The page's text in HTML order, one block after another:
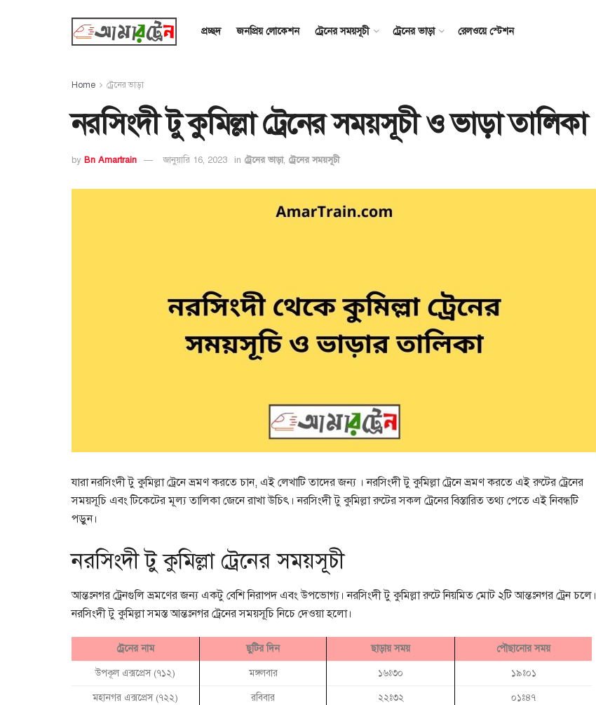
প্রচ্ছদ জনপ্রিয় লোকেশন ট্রেনের সময়সূচী ট্রেনের ভাড়া রেলওয়ে স্টেশন
Home ট্রেনের ভাড়া
নরসিংদী টু কুমিল্লা ট্রেনের সময়সূচী ও ভাড়া তালিকা
by Bn Amartrain জানুয়ারি 16, 2023 in ট্রেনের ভাড়া, ট্রেনের সময়সূচী
যারা নরসিংদী টু কুমিল্লা ট্রেনে ভ্রমণ করতে চান, এই লেখাটি তাদের জন্য । নরসিংদী টু কুমিল্লা ট্রেনে ভ্রমণ করতে এই রুটের ট্রেনের
সময়সূচি এবং টিকেটের মূল্য তালিকা জেনে রাখা উচিৎ। নরসিংদী টু কুমিল্লা রুটের সকল ট্রেনের বিস্তারিত তথ্য পেতে এই নিবন্ধটি
পড়ুন।
নরসিংদী টু কুমিল্লা ট্রেনের সময়সূচী
আন্তঃনগর ট্রেনগুলি ভ্রমণের জন্য একটু বেশি নিরাপদ এবং উপভোগ্য। নরসিংদী টু কুমিল্লা রুটে নিয়মিত মোট ২টি আন্তঃনগর ট্রেন চলে।
নরসিংদী টু কুমিল্লা সমস্ত আন্তঃনগর ট্রেনের সময়সূচি নিচে দেওয়া হলো।
ট্রেনের নাম ছুটির দিন ছাড়ায় সময় পৌছানোর সময়
উপকূল এক্সপ্রেস (৭১২) মঙ্গলবার ১৬ঃ৩০ ১৯ঃ০১
মহানগর এক্সপ্রেস (৭২২) রবিবার ২২ঃ৩২ ০১ঃ৪৭